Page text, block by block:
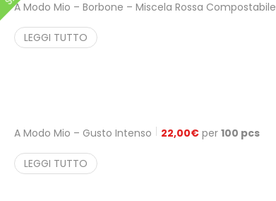
A Modo Mio – Borbone – Miscela Rossa Compostabile
LEGGI TUTTO
A Modo Mio – Gusto Intenso 22,00€ per 100 pcs
LEGGI TUTTO